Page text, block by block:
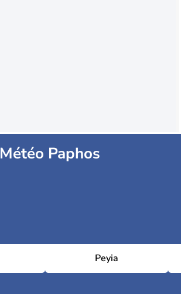
Météo Paphos
Peyia